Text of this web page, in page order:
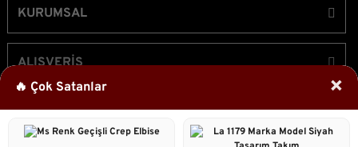
🔥 Çok Satanlar ×
KURUMSAL
ALIŞVERİŞ
ÜYELİK